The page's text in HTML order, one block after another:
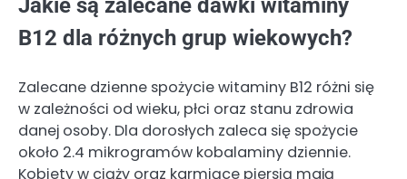
Jakie są zalecane dawki witaminy
B12 dla różnych grup wiekowych?
Zalecane dzienne spożycie witaminy B12 różni się
w zależności od wieku, płci oraz stanu zdrowia
danej osoby. Dla dorosłych zaleca się spożycie
około 2.4 mikrogramów kobalaminy dziennie.
Kobiety w ciąży oraz karmiące piersią mają